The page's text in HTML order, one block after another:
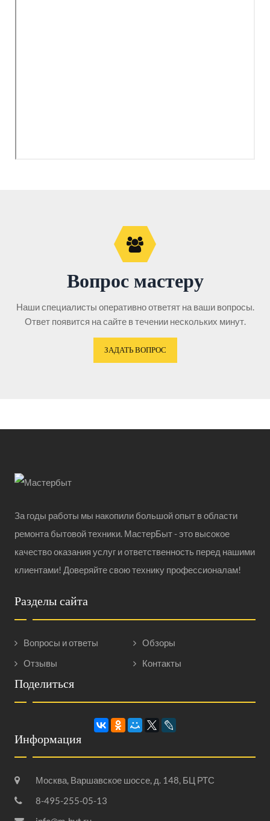
Вопрос мастеру
Наши специалисты оперативно ответят на ваши вопросы.
Ответ появится на сайте в течении нескольких минут.
ЗАДАТЬ ВОПРОС
За годы работы мы накопили большой опыт в области
ремонта бытовой техники. МастерБыт - это высокое
качество оказания услуг и ответственность перед нашими
клиентами! Доверяйте свою технику профессионалам!
Разделы сайта
Вопросы и ответы
Обзоры
Отзывы
Контакты
Поделиться
Информация
Москва, Варшавское шоссе, д. 148, БЦ РТС
8-495-255-05-13